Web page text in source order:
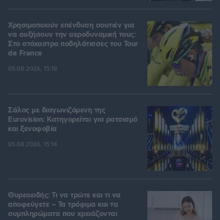
Χρησιμοποιούν επένδυση σουτιέν για
να αυξήσουν την αεροδυναμική τους:
Στο στόχαστρο ποδηλάτισσες του Tour
de France
05.08.2026, 15:18
Σάλος με διαγωνιζόμενη της
Eurovision: Κατηγορείται για ρατσισμό
και ξενοφοβία
05.08.2026, 15:14
Θυρεοειδής: Τι να τρώτε και τι να
αποφεύγετε – Τα τρόφιμα και τα
συμπληρώματα που χρειάζονται